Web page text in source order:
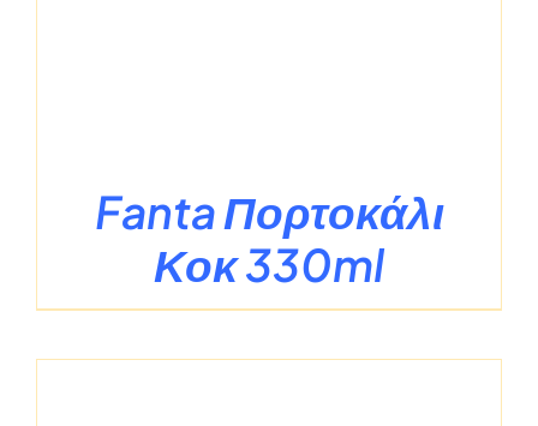
Fanta Πορτοκάλι
Κοκ 330ml